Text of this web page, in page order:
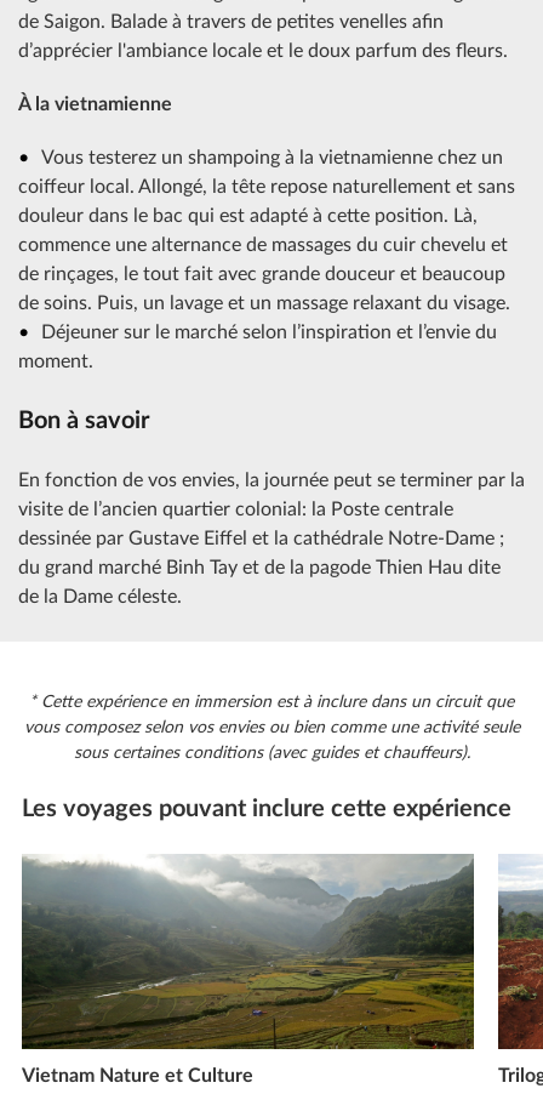
de Saigon. Balade à travers de petites venelles afin
d’apprécier l'ambiance locale et le doux parfum des fleurs.
À la vietnamienne
Vous testerez un shampoing à la vietnamienne chez un
coiffeur local. Allongé, la tête repose naturellement et sans
douleur dans le bac qui est adapté à cette position. Là,
commence une alternance de massages du cuir chevelu et
de rinçages, le tout fait avec grande douceur et beaucoup
de soins. Puis, un lavage et un massage relaxant du visage.
Déjeuner sur le marché selon l’inspiration et l’envie du
moment.
Bon à savoir
En fonction de vos envies, la journée peut se terminer par la
visite de l’ancien quartier colonial: la Poste centrale
dessinée par Gustave Eiffel et la cathédrale Notre-Dame ;
du grand marché Binh Tay et de la pagode Thien Hau dite
de la Dame céleste.
* Cette expérience en immersion est à inclure dans un circuit que
vous composez selon vos envies ou bien comme une activité seule
sous certaines conditions (avec guides et chauffeurs).
Les voyages pouvant inclure cette expérience
Vietnam Nature et Culture